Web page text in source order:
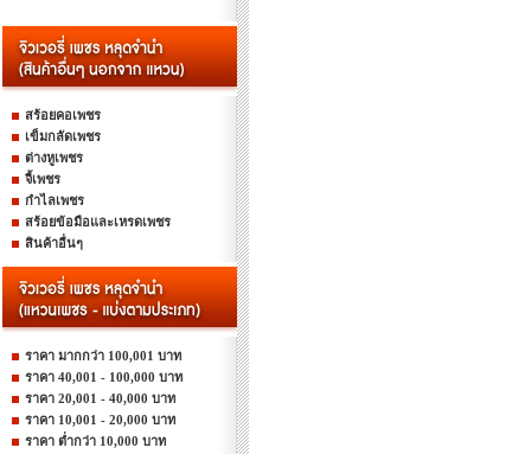
สร้อยคอเพชร
เข็มกลัดเพชร
ต่างหูเพชร
จี้เพชร
กำไลเพชร
สร้อยข้อมือและเหรดเพชร
สินค้าอื่นๆ
ราคา มากกว่า 100,001 บาท
ราคา 40,001 - 100,000 บาท
ราคา 20,001 - 40,000 บาท
ราคา 10,001 - 20,000 บาท
ราคา ต่ำกว่า 10,000 บาท